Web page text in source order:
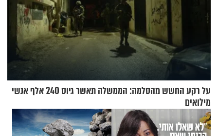
על רקע החשש מהסלמה: הממשלה תאשר גיוס 240 אלף אנשי
מילואים